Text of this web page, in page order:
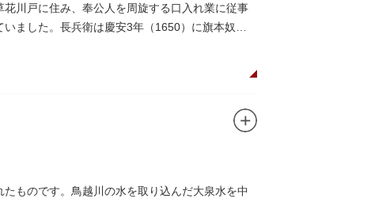
川戸に住み、奉公人を周旋する口入れ業に従事
ました。長兵衛は慶安3年（1650）に旗本奴頭
ものです。鳥越川の水を取り込んだ大泉水を中